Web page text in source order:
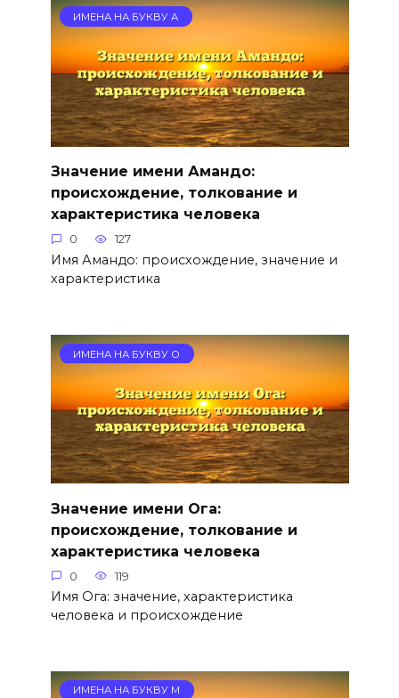
ИМЕНА НА БУКВУ А
Значение имени Амандо:
происхождение, толкование и
характеристика человека
0 127
Имя Амандо: происхождение, значение и
характеристика
ИМЕНА НА БУКВУ О
Значение имени Ога:
происхождение, толкование и
характеристика человека
0 119
Имя Ога: значение, характеристика
человека и происхождение
ИМЕНА НА БУКВУ М